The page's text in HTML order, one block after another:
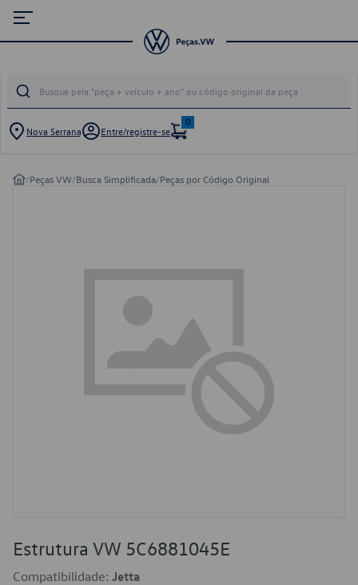
Nova Serrana Entre/registre-se
0
/Peças VW/Busca Simplificada/Peças por Código Original
Estrutura VW 5C6881045E
Compatibilidade: Jetta